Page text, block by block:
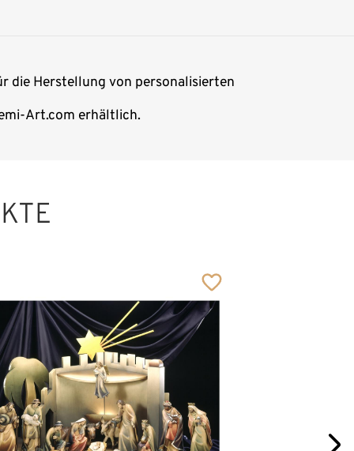
die Herstellung von personalisierten
Art.com erhältlich.